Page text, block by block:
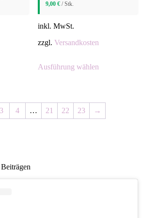
9,00 €/ Stk.
inkl. MwSt.
zzgl. Versandkosten
Ausführung wählenProdukt
auf.
Die
Optionen
3 4 … 21 22 23
→